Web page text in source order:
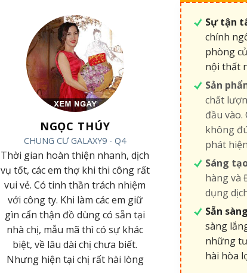
NGỌC THÚY
CHUNG CƯ GALAXY9 - Q4
Thời gian hoàn thiện nhanh, dịch
vụ tốt, các em thợ khi thi công rất
vui vẻ. Có tinh thần trách nhiệm
với công ty. Khi làm các em giữ
gìn cẩn thận đồ dùng có sẵn tại
nhà chị, mẫu mã thì có sự khác
biệt, về lâu dài chị chưa biết.
Nhưng hiện tại chị rất hài lòng
Sự tận
chính
phòng
nội thất
Sản
chất
đầu
không
phát
Sáng
hàng và
dụng
Sẵn
sàng
những
hài hòa